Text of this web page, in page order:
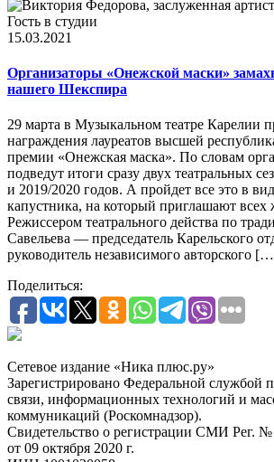
Гость в студии
15.03.2021
Организаторы «Онежской маски»
нашего Шекспира
29 марта в Музыкальном театре Карелии
награждения лауреатов высшей
премии «Онежская маска». По словам
подведут итоги сразу двух театральных
и 2019/2020 годов. А пройдет все это в
капустника, на который приглашают
Режиссером театрального действа по
Савельева — председатель Карельского
руководитель независимого авторского
Поделиться:
Сетевое издание «Ника плюс.ру»
Зарегистрировано Федеральной службой
связи, информационных технологий и
коммуникаций (Роскомнадзор).
Свидетельство о регистрации СМИ Рег.
от 09 октября 2020 г.